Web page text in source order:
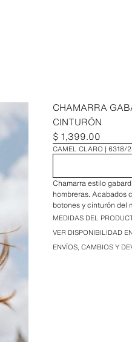
CHAMARRA
CINTURÓN
$ 1,399.00
CAMEL CLARO 6318/
Chamarra estilo
hombreras. Acabados
botones y cinturón del
MEDIDAS DEL
VER DISPONIBILIDAD
ENVÍOS, CAMBIOS Y